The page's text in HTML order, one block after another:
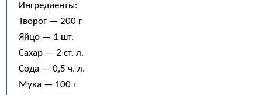
Ингредиенты:
Творог — 200 г
Яйцо — 1 шт.
Сахар — 2 ст. л.
Сода — 0,5 ч. л.
Мука — 100 г